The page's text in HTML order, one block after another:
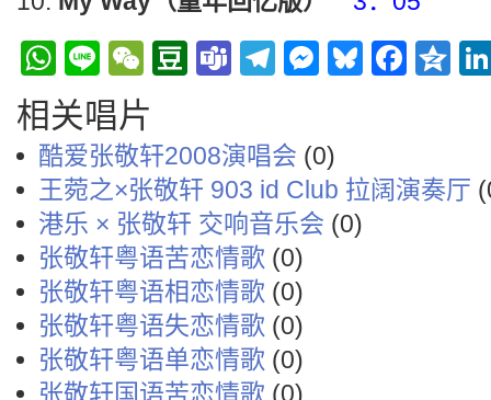
WhatsApp
LineWeChat
Douban
TeamsTelegramBluesky
相关唱片
酷爱张敬轩2008演唱会 (0)
王菀之×张敬轩 903 id Club 拉阔演奏厅
港乐 × 张敬轩 交响音乐会 (0)
张敬轩粤语苦恋情歌 (0)
张敬轩粤语相恋情歌 (0)
张敬轩粤语失恋情歌 (0)
张敬轩粤语单恋情歌 (0)
张敬轩国语苦恋情歌 (0)